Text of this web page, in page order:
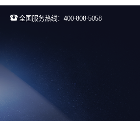
全国服务热线：400-808-5058